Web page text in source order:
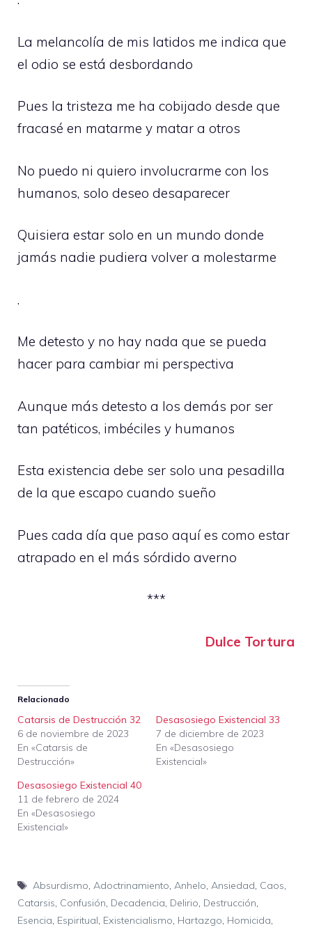
La melancolía de mis latidos me indica que
el odio se está desbordando
Pues la tristeza me ha cobijado desde que
fracasé en matarme y matar a otros
No puedo ni quiero involucrarme con los
humanos, solo deseo desaparecer
Quisiera estar solo en un mundo donde
jamás nadie pudiera volver a molestarme
.
Me detesto y no hay nada que se pueda
hacer para cambiar mi perspectiva
Aunque más detesto a los demás por ser
tan patéticos, imbéciles y humanos
Esta existencia debe ser solo una pesadilla
de la que escapo cuando sueño
Pues cada día que paso aquí es como estar
atrapado en el más sórdido averno
***
Dulce Tortura
Relacionado
Catarsis de Destrucción 32
6 de noviembre de 2023
En «Catarsis de
Destrucción»
Desasosiego Existencial 33
7 de diciembre de 2023
En «Desasosiego
Existencial»
Desasosiego Existencial 40
11 de febrero de 2024
En «Desasosiego
Existencial»
Etiquetas
Absurdismo, Adoctrinamiento, Anhelo, Ansiedad, Caos,
Catarsis, Confusión, Decadencia, Delirio, Destrucción,
Esencia, Espiritual, Existencialismo, Hartazgo, Homicida,